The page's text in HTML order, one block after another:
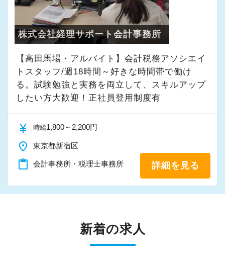
株式会社経理サポート会計事務所
【高田馬場・アルバイト】会計税務アソシエイ
トスタッフ/週18時間～好きな時間帯で働け
る。試験勉強と実務を両立して、スキルアップ
したい方大歓迎！正社員登用制度有
currency_yen 時給1,800～2,200円
place 東京都新宿区
content_paste 会計事務所・税理士事務所 詳細を見る
新着の求人